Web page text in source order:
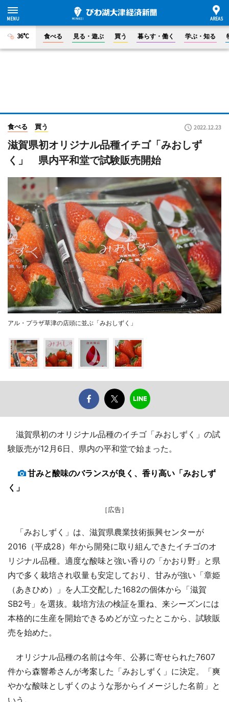
36°C 食べる 見る・遊ぶ 買う 暮らす・働く 学ぶ・知る
食べる 買う 2022.12.23
滋賀県初オリジナル品種イチゴ「みおしず
く」 県内平和堂で試験販売開始
アル・プラザ草津の店頭に並ぶ「みおしずく」
滋賀県初のオリジナル品種のイチゴ「みおしずく」の試
験販売が12月6日、県内の平和堂で始まった。
甘みと酸味のバランスが良く、香り高い「みおしず
く」
［広告］
「みおしずく」は、滋賀県農業技術振興センターが
2016（平成28）年から開発に取り組んできたイチゴのオ
リジナル品種。適度な酸味と強い香りの「かおり野」と県
内で多く栽培され収量も安定しており、甘みが強い「章姫
（あきひめ）」を人工交配した1682の個体から「滋賀
SB2号」を選抜。栽培方法の検証を重ね、来シーズンには
本格的に生産を開始できるめどが立ったとこから、試験販
売を始めた。
オリジナル品種の名前は今年、公募に寄せられた7607
件から森響希さんが考案した「みおしずく」に決定。「爽
やかな酸味としずくのような形からイメージした名前」と